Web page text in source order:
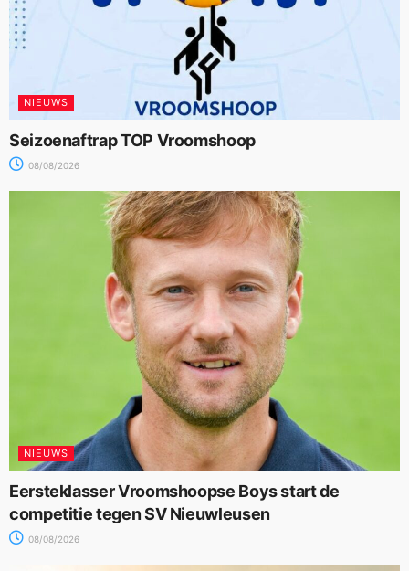
NIEUWS
Seizoenaftrap TOP Vroomshoop
08/08/2026
NIEUWS
Eersteklasser Vroomshoopse Boys start de
competitie tegen SV Nieuwleusen
08/08/2026